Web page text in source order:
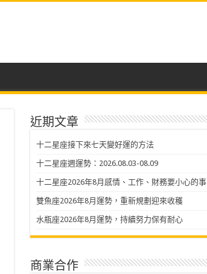
近期文章
十二星座接下來七天變好運的方法
十二星座週運勢：2026.08.03-08.09
十二星座2026年8月感情、工作、財務要小心的事
雙魚座2026年8月運勢，重新規劃迎來收穫
水瓶座2026年8月運勢，持續努力保有耐心
商業合作